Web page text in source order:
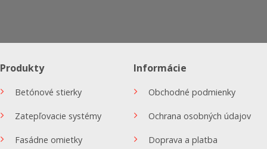
Produkty
Betónové stierky
Zatepľovacie systémy
Fasádne omietky
Informácie
Obchodné podmienky
Ochrana osobných údajov
Doprava a platba